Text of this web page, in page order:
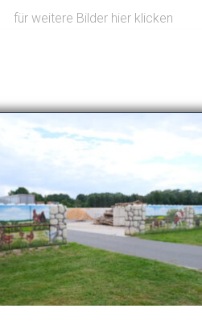
für weitere Bilder hier klicken